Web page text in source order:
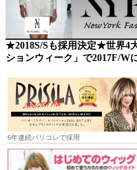
★2018S/Sも採用決定★世界4
ションウィーク」で2017F/W
6年連続パリコレで採用